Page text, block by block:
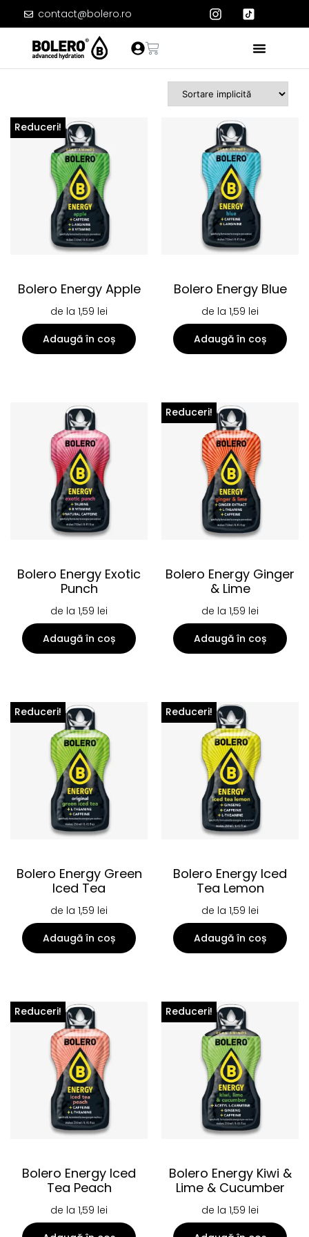
contact@bolero.ro
Reduceri!
Bolero Energy Apple
de la 1,59 lei
Adaugă în coș
Bolero Energy Blue
de la 1,59 lei
Adaugă în coș
Bolero Energy Exotic
Punch
de la 1,59 lei
Adaugă în coș
Reduceri!
Bolero Energy Ginger
& Lime
de la 1,59 lei
Adaugă în coș
Reduceri!
Bolero Energy Green
Iced Tea
de la 1,59 lei
Adaugă în coș
Reduceri!
Bolero Energy Iced
Tea Lemon
de la 1,59 lei
Adaugă în coș
Reduceri!
Bolero Energy Iced
Tea Peach
de la 1,59 lei
Reduceri!
Bolero Energy Kiwi &
Lime & Cucumber
de la 1,59 lei